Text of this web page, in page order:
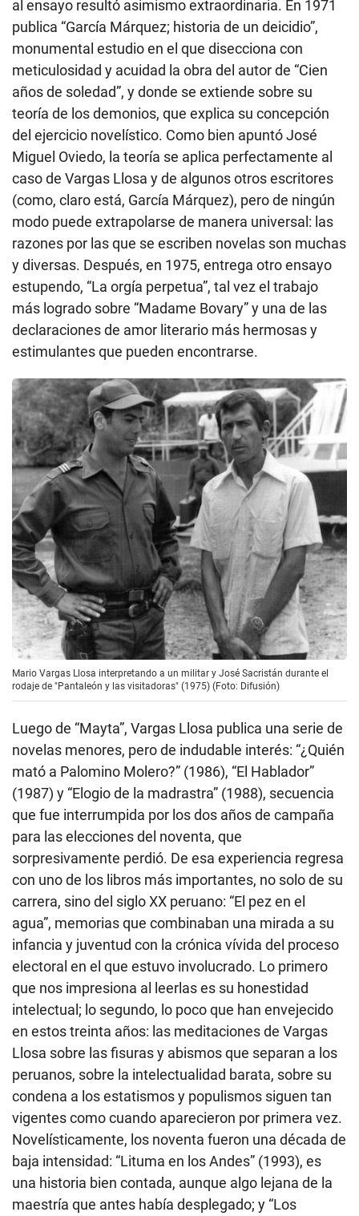
al ensayo resultó asimismo extraordinaria. En 1971
publica “García Márquez; historia de un deicidio”,
monumental estudio en el que disecciona con
meticulosidad y acuidad la obra del autor de “Cien
años de soledad”, y donde se extiende sobre su
teoría de los demonios, que explica su concepción
del ejercicio novelístico. Como bien apuntó José
Miguel Oviedo, la teoría se aplica perfectamente al
caso de Vargas Llosa y de algunos otros escritores
(como, claro está, García Márquez), pero de ningún
modo puede extrapolarse de manera universal: las
razones por las que se escriben novelas son muchas
y diversas. Después, en 1975, entrega otro ensayo
estupendo, “La orgía perpetua”, tal vez el trabajo
más logrado sobre “Madame Bovary” y una de las
declaraciones de amor literario más hermosas y
estimulantes que pueden encontrarse.
Mario Vargas Llosa interpretando a un militar y José Sacristán durante el
rodaje de "Pantaleón y las visitadoras" (1975) (Foto: Difusión)
Luego de “Mayta”, Vargas Llosa publica una serie de
novelas menores, pero de indudable interés: “¿Quién
mató a Palomino Molero?” (1986), “El Hablador”
(1987) y “Elogio de la madrastra” (1988), secuencia
que fue interrumpida por los dos años de campaña
para las elecciones del noventa, que
sorpresivamente perdió. De esa experiencia regresa
con uno de los libros más importantes, no solo de su
carrera, sino del siglo XX peruano: “El pez en el
agua”, memorias que combinaban una mirada a su
infancia y juventud con la crónica vívida del proceso
electoral en el que estuvo involucrado. Lo primero
que nos impresiona al leerlas es su honestidad
intelectual; lo segundo, lo poco que han envejecido
en estos treinta años: las meditaciones de Vargas
Llosa sobre las fisuras y abismos que separan a los
peruanos, sobre la intelectualidad barata, sobre su
condena a los estatismos y populismos siguen tan
vigentes como cuando aparecieron por primera vez.
Novelísticamente, los noventa fueron una década de
baja intensidad: “Lituma en los Andes” (1993), es
una historia bien contada, aunque algo lejana de la
maestría que antes había desplegado; y “Los